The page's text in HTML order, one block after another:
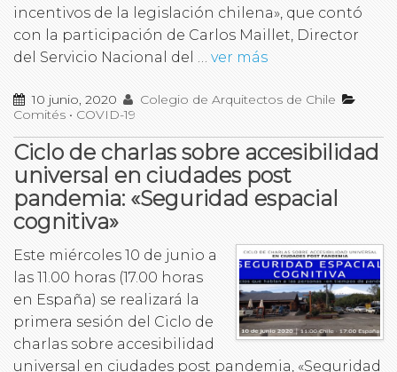
incentivos de la legislación chilena», que contó
con la participación de Carlos Maillet, Director
del Servicio Nacional del … ver más
10 junio, 2020
Colegio de Arquitectos de Chile
Comités • COVID-19
Ciclo de charlas sobre accesibilidad
universal en ciudades post
pandemia: «Seguridad espacial
cognitiva»
Este miércoles 10 de junio a
las 11.00 horas (17.00 horas
en España) se realizará la
primera sesión del Ciclo de
charlas sobre accesibilidad
universal en ciudades post pandemia, «Seguridad